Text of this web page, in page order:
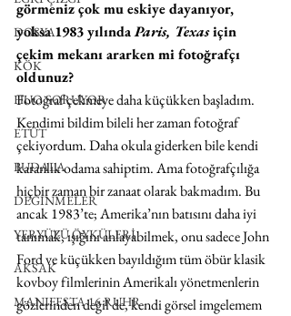
DOSYA
KÖK
HUO SORUYOR
ETÜT
BUDALA
DEĞİNMELER
YERYÜZÜ ÖYKÜLERİ
AKSAK
MANIFESTA 16 RUHR
görmeniz çok mu eskiye dayanıyor,
yoksa 1983 yılında Paris, Texas için
çekim mekanı ararken mi fotoğrafçı
oldunuz?
Fotoğraf çekmeye daha küçükken başladım.
Kendimi bildim bileli her zaman fotoğraf
çekiyordum. Daha okula giderken bile kendi
karanlık odama sahiptim. Ama fotoğrafçılığa
hiçbir zaman bir zanaat olarak bakmadım. Bu
ancak 1983’te; Amerika’nın batısını daha iyi
tanımak, ışığını anlayabilmek, onu sadece John
Ford ve küçükken bayıldığım tüm öbür klasik
kovboy filmlerinin Amerikalı yönetmenlerin
gözlerinden değil de, kendi görsel imgelemem